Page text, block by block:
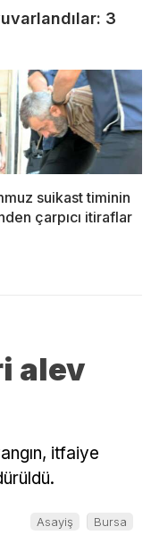
3
suikast timinin
çarpıcı itiraflar
alev
itfaiye
Asayiş Bursa